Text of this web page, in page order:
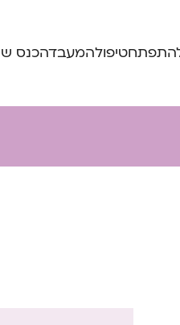
טיפולהמעבדהכנס